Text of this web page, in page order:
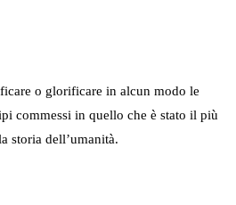
o glorificare in alcun modo le
commessi in quello che è stato il più
storia dell’umanità.